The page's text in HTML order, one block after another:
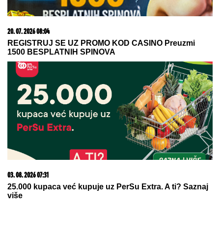
05. 08. 2026 06:45
treba da znate o genetici
07. 08. 2026 09:14
Сазнања „Политике”: Црна Гора следећа у војном
савезу Загреба, Тиране и Приштине